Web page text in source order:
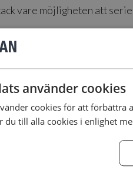
vare möjligheten att
% snabbare, medanauto-
3D-skrivare (förutom A1/
använder cookies
cookies för att förbättra
du till alla cookies i enlighet